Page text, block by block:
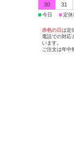
30
31
■今日 ■定休
赤色の日は定
電話での対応
います。
ご注文は年中